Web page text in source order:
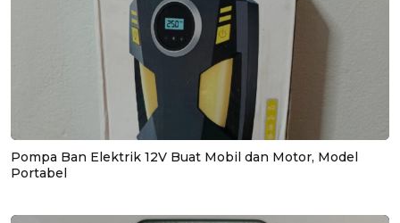
Pompa Ban Elektrik 12V Buat Mobil dan Motor, Model
Portabel